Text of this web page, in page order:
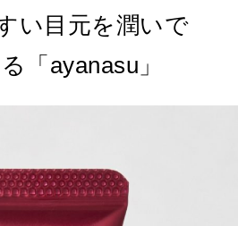
い目元を潤いで
「ayanasu」